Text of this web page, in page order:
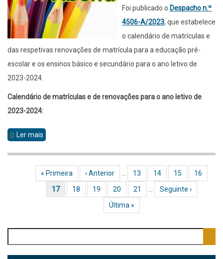
Foi publicado o Despacho n.º
4506-A/2023, que estabelece
o calendário de matrículas e
das respetivas renovações de matrícula para a educação pré-
escolar e os ensinos básico e secundário para o ano letivo de
2023-2024.
Calendário de matrículas e de renovações para o ano letivo de
2023-2024:
Ler mais
PaginaçãoPrimeira página
« Primeira Página anterior
‹ Anterior Página
13 Página
14 Página
15 Página
16
Página atual
17 Página
18 Página
19 Página
20 Página
21 Próxima página
Seguinte ›
Última página
Última »